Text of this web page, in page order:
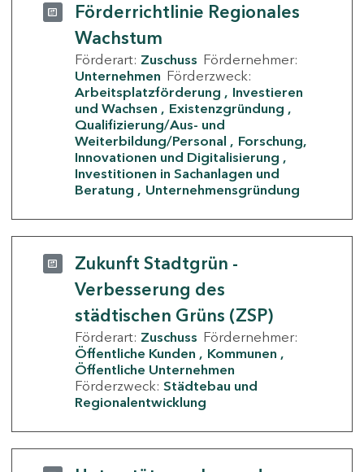
Förderrichtlinie Regionales
Wachstum
Förderart: Zuschuss Fördernehmer:
Unternehmen Förderzweck:
Arbeitsplatzförderung
Investieren
und Wachsen
Existenzgründung
Qualifizierung/Aus- und
Weiterbildung/Personal
Forschung,
Innovationen und Digitalisierung
Investitionen in Sachanlagen und
Beratung
Unternehmensgründung
Zukunft Stadtgrün -
Verbesserung des
städtischen Grüns (ZSP)
Förderart: Zuschuss Fördernehmer:
Öffentliche Kunden
Kommunen
Öffentliche Unternehmen
Förderzweck: Städtebau und
Regionalentwicklung